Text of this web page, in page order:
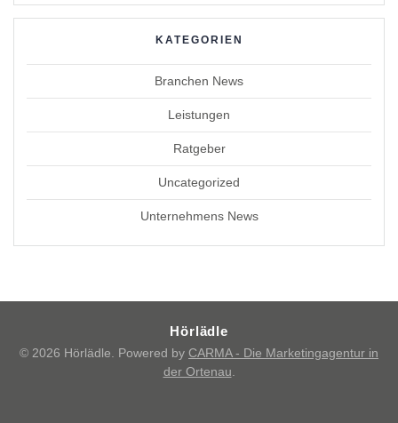
KATEGORIEN
Branchen News
Leistungen
Ratgeber
Uncategorized
Unternehmens News
Hörlädle
© 2026 Hörlädle. Powered by CARMA - Die Marketingagentur in
der Ortenau